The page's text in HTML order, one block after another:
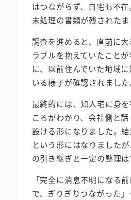
はつながらず、自宅も不
未処理の書類が残されたま
調査を進めると、直前に
ラブルを抱えていたこと
に、以前住んでいた地域
いる様子が確認されました
最終的には、知人宅に身
ころがわかり、会社側と
設ける形になりました。
という形にはなりました
の引き継ぎと一定の整理は
「完全に消息不明になる
で、ぎりぎりつながった